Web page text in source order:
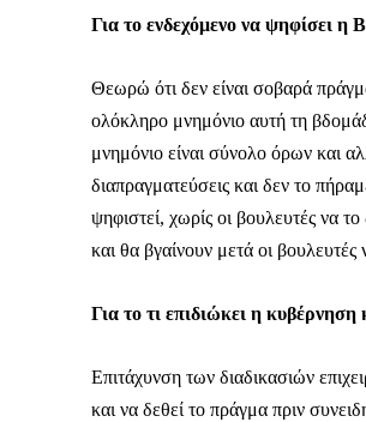
Για το ενδεχόμενο να ψηφίσει
Θεωρώ ότι δεν είναι σοβαρά
ολόκληρο μνημόνιο αυτή τη
μνημόνιο είναι σύνολο όρων και
διαπραγματεύσεις και δεν το
ψηφιστεί, χωρίς οι βουλευτές να
και θα βγαίνουν μετά οι
Για το τι επιδιώκει η
Επιτάχυνση των διαδικασιών
και να δεθεί το πράγμα πριν